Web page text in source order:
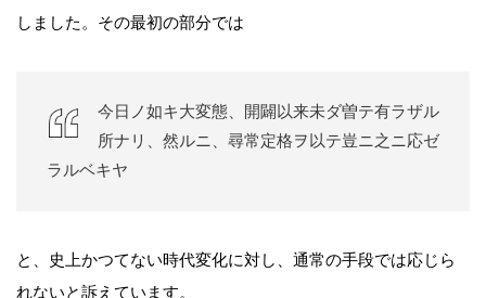
しました。その最初の部分では
今日ノ如キ大変態、開闢以来未ダ曽テ有ラザル
所ナリ、然ルニ、尋常定格ヲ以テ豈ニ之ニ応ゼ
ラルベキヤ
と、史上かつてない時代変化に対し、通常の手段では応じら
れないと訴えています。